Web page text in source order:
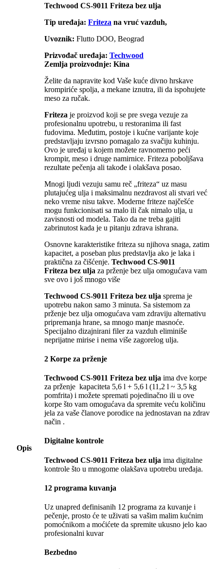
Opis
Techwood CS-9011 Friteza bez ulja
Tip uređaja: Friteza na vruć vazduh,
Uvoznik: Flutto DOO, Beograd
Prizvođač uređaja: Techwood
Zemlja proizvodnje: Kina
Želite da napravite kod Vaše kuće divno hrskave
krompiriće spolja, a mekane iznutra, ili da ispohujete
meso za ručak.
Friteza je proizvod koji se pre svega vezuje za
profesionalnu upotrebu, u restoranima ili fast
fudovima. Međutim, postoje i kućne varijante koje
predstavljaju izvrsno pomagalo za svačiju kuhinju.
Ovo je uređaj u kojem možete ravnomerno peći
krompir, meso i druge namirnice. Friteza poboljšava
rezultate pečenja ali takođe i olakšava posao.
Mnogi ljudi vezuju samu reč „friteza“ uz masu
plutajućeg ulja i maksimalnu nezdravost ali stvari već
neko vreme nisu takve. Moderne friteze najčešće
mogu funkcionisati sa malo ili čak nimalo ulja, u
zavisnosti od modela. Tako da ne treba gajiti
zabrinutost kada je u pitanju zdrava ishrana.
Osnovne karakteristike friteza su njihova snaga, zatim
kapacitet, a poseban plus predstavlja ako je laka i
praktična za čišćenje. Techwood CS-9011
Friteza bez ulja za prženje bez ulja omogućava vam
sve ovo i još mnogo više
Techwood CS-9011 Friteza bez ulja sprema je
upotrebu nakon samo 3 minuta. Sa sistemom za
prženje bez ulja omogućava vam zdraviju alternativu
pripremanja hrane, sa mnogo manje masnoće.
Specijalno dizajnirani filer za vazduh eliminiše
neprijatne mirise i nema više zagorelog ulja.
2 Korpe za prženje
Techwood CS-9011 Friteza bez ulja ima dve korpe
za prženje kapaciteta 5,6 l + 5,6 l (11,2 l ~ 3,5 kg
pomfrita) i možete spremati pojedinačno ili u ove
korpe što vam omogućava da spremite veću količinu
jela za vaše članove porodice na jednostavan na zdrav
način .
Digitalne kontrole
Techwood CS-9011 Friteza bez ulja ima digitalne
kontrole što u mnogome olakšava upotrebu uređaja.
12 programa kuvanja
Uz unapred definisanih 12 programa za kuvanje i
pečenje, prosto će te uživati sa vašim malim kućnim
pomoćnikom a moćićete da spremite ukusno jelo kao
profesionalni kuvar
Bezbedno